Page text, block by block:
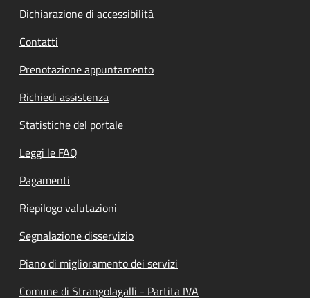
Dichiarazione di accessibilità
Contatti
Prenotazione appuntamento
Richiedi assistenza
Statistiche del portale
Leggi le FAQ
Pagamenti
Riepilogo valutazioni
Segnalazione disservizio
Piano di miglioramento dei servizi
Comune di Strangolagalli - Partita IVA